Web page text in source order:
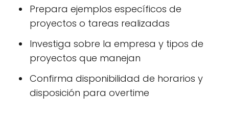
Prepara ejemplos específicos de
proyectos o tareas realizadas
Investiga sobre la empresa y tipos de
proyectos que manejan
Confirma disponibilidad de horarios y
disposición para overtime